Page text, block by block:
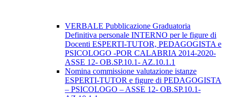
VERBALE Pubblicazione Graduatoria
Definitiva personale INTERNO per le figure di
Docenti ESPERTI-TUTOR, PEDAGOGISTA e
PSICOLOGO -POR CALABRIA 2014-2020-
ASSE 12- OB.SP.10.1- AZ.10.1.1
Nomina commissione valutazione istanze
ESPERTI-TUTOR e figure di PEDAGOGISTA
– PSICOLOGO – ASSE 12- OB.SP.10.1-